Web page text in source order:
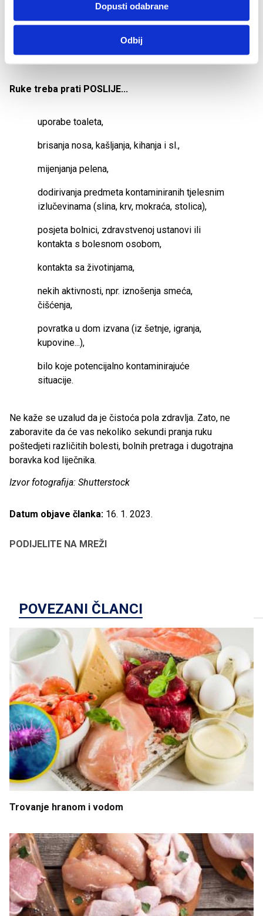
Dopusti odabrane
Odbij
PODIJELITE NA MREŽI
Ruke treba prati POSLIJE...
uporabe toaleta,
brisanja nosa, kašljanja, kihanja i sl.,
mijenjanja pelena,
dodirivanja predmeta kontaminiranih tjelesnim
izlučevinama (slina, krv, mokraća, stolica),
posjeta bolnici, zdravstvenoj ustanovi ili
kontakta s bolesnom osobom,
kontakta sa životinjama,
nekih aktivnosti, npr. iznošenja smeća,
čišćenja,
povratka u dom izvana (iz šetnje, igranja,
kupovine...),
bilo koje potencijalno kontaminirajuće
situacije.
Ne kaže se uzalud da je čistoća pola zdravlja. Zato, ne
zaboravite da će vas nekoliko sekundi pranja ruku
poštedjeti različitih bolesti, bolnih pretraga i dugotrajna
boravka kod liječnika.
Izvor fotografija: Shutterstock
Datum objave članka: 16. 1. 2023.
POVEZANI ČLANCI
Trovanje hranom i vodom